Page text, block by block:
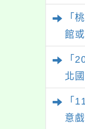
「
館
「
北
「
意